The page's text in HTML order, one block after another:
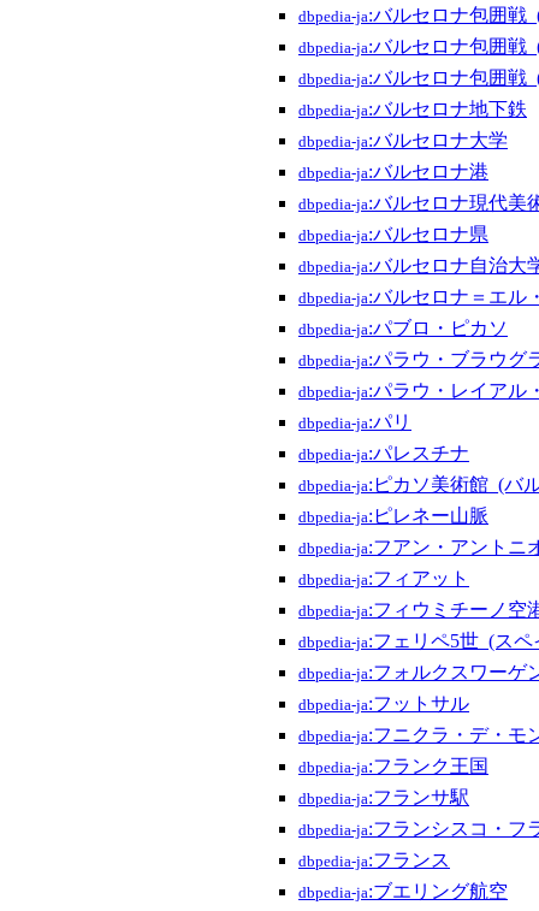
dbpedia-ja:バルセロナ包囲戦
dbpedia-ja:バルセロナ包囲戦
dbpedia-ja:バルセロナ包囲戦
dbpedia-ja:バルセロナ地下鉄
dbpedia-ja:バルセロナ大学
dbpedia-ja:バルセロナ港
dbpedia-ja:バルセロナ現代美
dbpedia-ja:バルセロナ県
dbpedia-ja:バルセロナ自治大
dbpedia-ja:バルセロナ＝エル
dbpedia-ja:パブロ・ピカソ
dbpedia-ja:パラウ・ブラウグ
dbpedia-ja:パラウ・レイアル
dbpedia-ja:パリ
dbpedia-ja:パレスチナ
dbpedia-ja:ピカソ美術館_(バ
dbpedia-ja:ピレネー山脈
dbpedia-ja:フアン・アントニ
dbpedia-ja:フィアット
dbpedia-ja:フィウミチーノ空
dbpedia-ja:フェリペ5世_(スペ
dbpedia-ja:フォルクスワーゲ
dbpedia-ja:フットサル
dbpedia-ja:フニクラ・デ・モ
dbpedia-ja:フランク王国
dbpedia-ja:フランサ駅
dbpedia-ja:フランシスコ・フ
dbpedia-ja:フランス
dbpedia-ja:ブエリング航空